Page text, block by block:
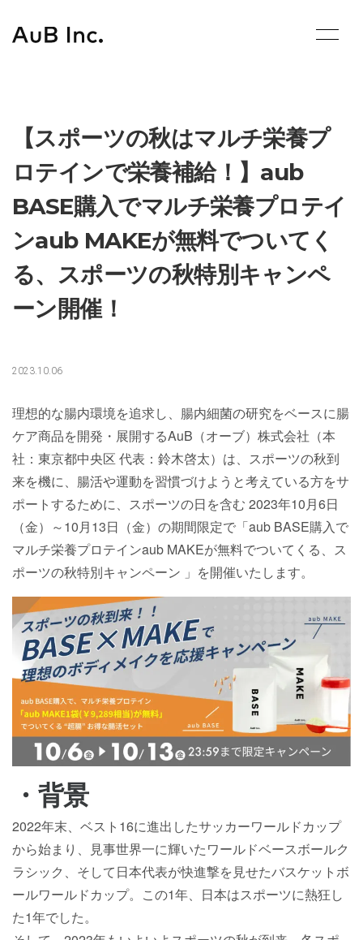
content
【スポーツの秋はマルチ栄養プ
ロテインで栄養補給！】aub
BASE購入でマルチ栄養プロテイ
ンaub MAKEが無料でついてく
る、スポーツの秋特別キャンペ
ーン開催！
2023.10.06
理想的な腸内環境を追求し、腸内細菌の研究をベースに腸
ケア商品を開発・展開するAuB（オーブ）株式会社（本
社：東京都中央区 代表：鈴木啓太）は、スポーツの秋到
来を機に、腸活や運動を習慣づけようと考えている方をサ
ポートするために、スポーツの日を含む 2023年10月6日
（金）～10月13日（金）の期間限定で「aub BASE購入で
マルチ栄養プロテインaub MAKEが無料でついてくる、ス
ポーツの秋特別キャンペーン 」を開催いたします。
・背景
2022年末、ベスト16に進出したサッカーワールドカップ
から始まり、見事世界一に輝いたワールドベースボールク
ラシック、そして日本代表が快進撃を見せたバスケットボ
ールワールドカップ。この1年、日本はスポーツに熱狂し
た1年でした。